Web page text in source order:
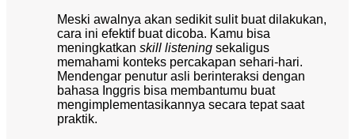
Meski awalnya akan sedikit sulit buat dilakukan,
cara ini efektif buat dicoba. Kamu bisa
meningkatkan skill listening sekaligus
memahami konteks percakapan sehari-hari.
Mendengar penutur asli berinteraksi dengan
bahasa Inggris bisa membantumu buat
mengimplementasikannya secara tepat saat
praktik.